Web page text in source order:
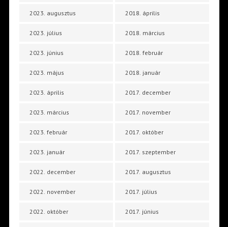
2023. augusztus
2023. július
2023. június
2023. május
2023. április
2023. március
2023. február
2023. január
2022. december
2022. november
2022. október
2018. április
2018. március
2018. február
2018. január
2017. december
2017. november
2017. október
2017. szeptember
2017. augusztus
2017. július
2017. június